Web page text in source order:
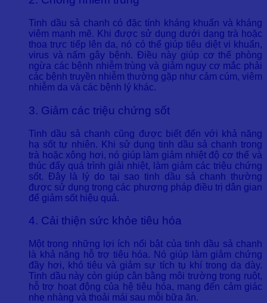
Tinh dầu sả chanh có đặc tính kháng khuẩn và kháng
viêm mạnh mẽ. Khi được sử dụng dưới dạng trà hoặc
thoa trực tiếp lên da, nó có thể giúp tiêu diệt vi khuẩn,
virus và nấm gây bệnh. Điều này giúp cơ thể phòng
ngừa các bệnh nhiễm trùng và giảm nguy cơ mắc phải
các bệnh truyền nhiễm thường gặp như cảm cúm, viêm
nhiễm da và các bệnh lý khác.
3. Giảm các triệu chứng sốt
Tinh dầu sả chanh cũng được biết đến với khả năng
hạ sốt tự nhiên. Khi sử dụng tinh dầu sả chanh trong
trà hoặc xông hơi, nó giúp làm giảm nhiệt độ cơ thể và
thúc đẩy quá trình giải nhiệt, làm giảm các triệu chứng
sốt. Đây là lý do tại sao tinh dầu sả chanh thường
được sử dụng trong các phương pháp điều trị dân gian
để giảm sốt hiệu quả.
4. Cải thiện sức khỏe tiêu hóa
Một trong những lợi ích nổi bật của tinh dầu sả chanh
là khả năng hỗ trợ tiêu hóa. Nó giúp làm giảm chứng
đầy hơi, khó tiêu và giảm sự tích tụ khí trong dạ dày.
Tinh dầu này còn giúp cân bằng môi trường trong ruột,
hỗ trợ hoạt động của hệ tiêu hóa, mang đến cảm giác
nhẹ nhàng và thoải mái sau mỗi bữa ăn.